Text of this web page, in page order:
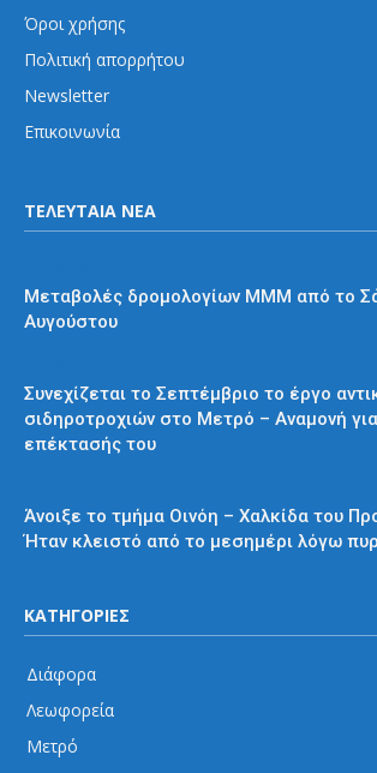
Όροι χρήσης
Πολιτική απορρήτου
Newsletter
Επικοινωνία
ΤΕΛΕΥΤΑΙΑ ΝΕΑ
Μεταβολές δρομολογίων ΜΜΜ από το
Αυγούστου
Συνεχίζεται το Σεπτέμβριο το έργο
σιδηροτροχιών στο Μετρό – Αναμονή
επέκτασής του
Άνοιξε το τμήμα Οινόη – Χαλκίδα του
Ήταν κλειστό από το μεσημέρι λόγω
ΚΑΤΗΓΟΡΙΕΣ
Διάφορα
Λεωφορεία
Μετρό